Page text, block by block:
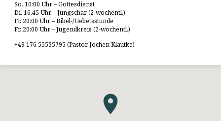
So. 10:00 Uhr – Gottesdienst
Di. 16.45 Uhr – Jungschar (2-wöchentl.)
Fr. 20:00 Uhr – Bibel-/Gebetsstunde
Fr. 20:00 Uhr – Jugendkreis (2-wöchentl.)
+49 176 55535795 (Pastor Jochen Klautke)